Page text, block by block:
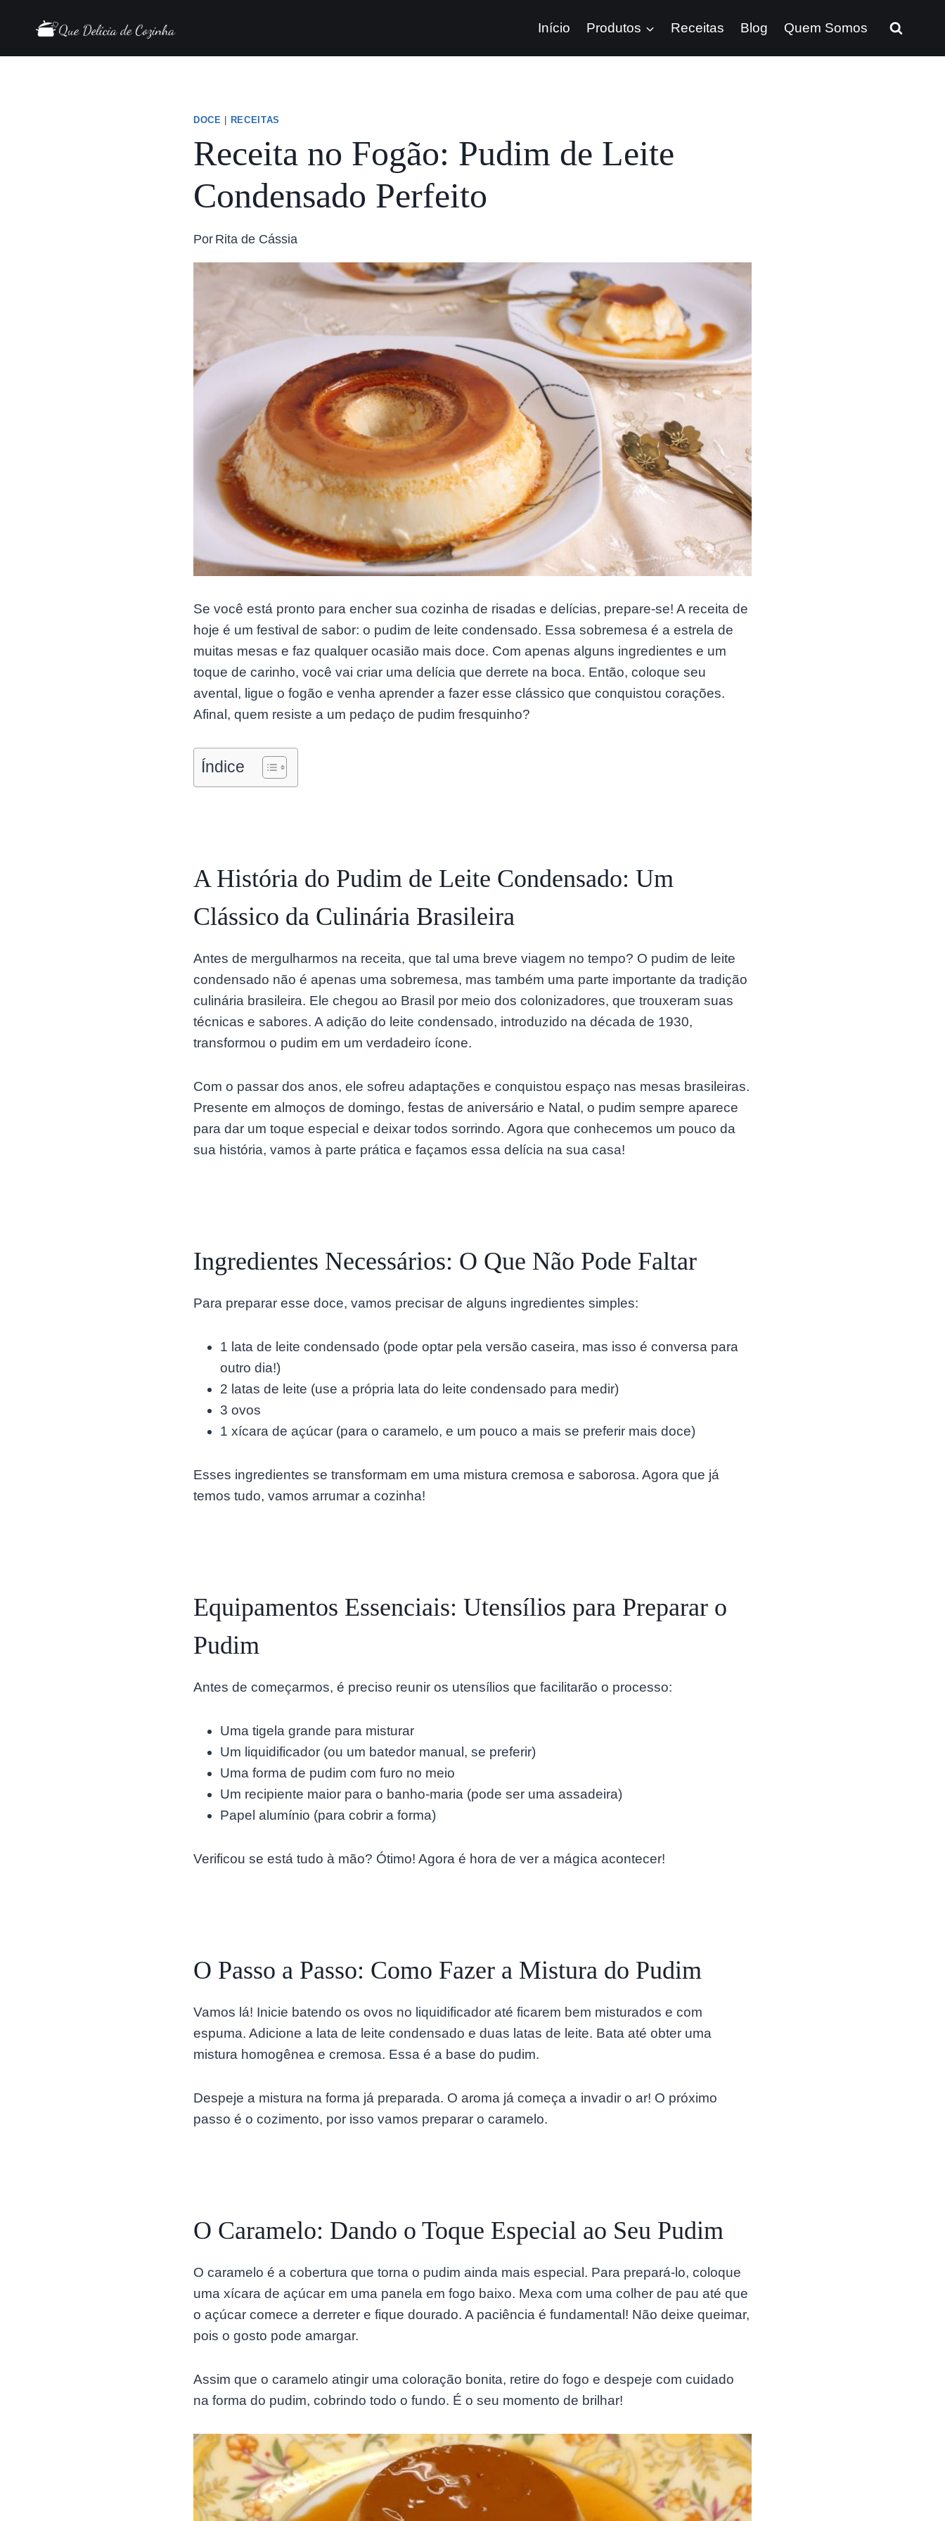
Início Produtos Receitas Blog Quem Somos
DOCE RECEITAS
Receita no Fogão: Pudim de Leite
Condensado Perfeito
Por Rita de Cássia
Se você está pronto para encher sua cozinha de risadas e delícias, prepare-se! A receita de
hoje é um festival de sabor: o pudim de leite condensado. Essa sobremesa é a estrela de
muitas mesas e faz qualquer ocasião mais doce. Com apenas alguns ingredientes e um
toque de carinho, você vai criar uma delícia que derrete na boca. Então, coloque seu
avental, ligue o fogão e venha aprender a fazer esse clássico que conquistou corações.
Afinal, quem resiste a um pedaço de pudim fresquinho?
Índice
A História do Pudim de Leite Condensado: Um
Clássico da Culinária Brasileira
Antes de mergulharmos na receita, que tal uma breve viagem no tempo? O pudim de leite
condensado não é apenas uma sobremesa, mas também uma parte importante da tradição
culinária brasileira. Ele chegou ao Brasil por meio dos colonizadores, que trouxeram suas
técnicas e sabores. A adição do leite condensado, introduzido na década de 1930,
transformou o pudim em um verdadeiro ícone.
Com o passar dos anos, ele sofreu adaptações e conquistou espaço nas mesas brasileiras.
Presente em almoços de domingo, festas de aniversário e Natal, o pudim sempre aparece
para dar um toque especial e deixar todos sorrindo. Agora que conhecemos um pouco da
sua história, vamos à parte prática e façamos essa delícia na sua casa!
Ingredientes Necessários: O Que Não Pode Faltar
Para preparar esse doce, vamos precisar de alguns ingredientes simples:
1 lata de leite condensado (pode optar pela versão caseira, mas isso é conversa para
outro dia!)
2 latas de leite (use a própria lata do leite condensado para medir)
3 ovos
1 xícara de açúcar (para o caramelo, e um pouco a mais se preferir mais doce)
Esses ingredientes se transformam em uma mistura cremosa e saborosa. Agora que já
temos tudo, vamos arrumar a cozinha!
Equipamentos Essenciais: Utensílios para Preparar o
Pudim
Antes de começarmos, é preciso reunir os utensílios que facilitarão o processo:
Uma tigela grande para misturar
Um liquidificador (ou um batedor manual, se preferir)
Uma forma de pudim com furo no meio
Um recipiente maior para o banho-maria (pode ser uma assadeira)
Papel alumínio (para cobrir a forma)
Verificou se está tudo à mão? Ótimo! Agora é hora de ver a mágica acontecer!
O Passo a Passo: Como Fazer a Mistura do Pudim
Vamos lá! Inicie batendo os ovos no liquidificador até ficarem bem misturados e com
espuma. Adicione a lata de leite condensado e duas latas de leite. Bata até obter uma
mistura homogênea e cremosa. Essa é a base do pudim.
Despeje a mistura na forma já preparada. O aroma já começa a invadir o ar! O próximo
passo é o cozimento, por isso vamos preparar o caramelo.
O Caramelo: Dando o Toque Especial ao Seu Pudim
O caramelo é a cobertura que torna o pudim ainda mais especial. Para prepará-lo, coloque
uma xícara de açúcar em uma panela em fogo baixo. Mexa com uma colher de pau até que
o açúcar comece a derreter e fique dourado. A paciência é fundamental! Não deixe queimar,
pois o gosto pode amargar.
Assim que o caramelo atingir uma coloração bonita, retire do fogo e despeje com cuidado
na forma do pudim, cobrindo todo o fundo. É o seu momento de brilhar!